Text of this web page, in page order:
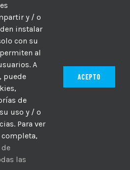
Hosting Para PYMES
los derechos reservados
YouTube
y / o
instalar
con su
al
A
puede
de
uso y / o
Para ver
las
ACEPTO